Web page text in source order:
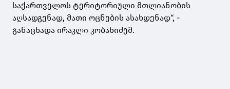
საქართველოს ტერიტორიული მთლიანობის
აღსადგენად, მათი ოცნების ასახდენად“, -
განაცხადა ირაკლი კობახიძემ.